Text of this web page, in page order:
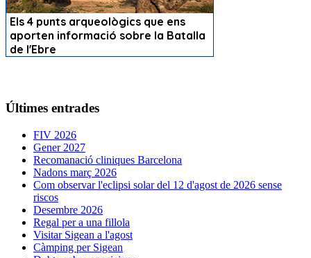
Últimes entrades
FIV 2026
Gener 2027
Recomanació cliniques Barcelona
Nadons març 2026
Com observar l'eclipsi solar del 12 d'agost de 2026 sense
riscos
Desembre 2026
Regal per a una fillola
Visitar Sigean a l'agost
Càmping per Sigean